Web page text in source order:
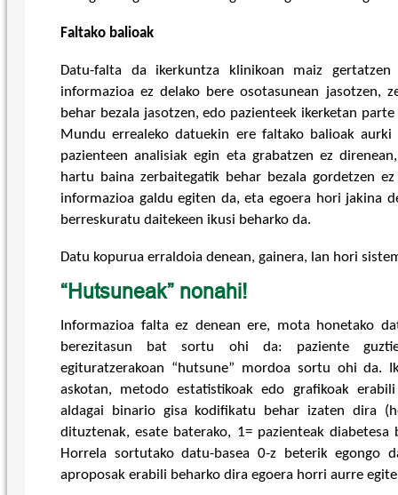
Faltako balioak
Datu-falta da ikerkuntza klinikoan maiz
informazioa ez delako bere osotasunean jasotzen,
behar bezala jasotzen, edo pazienteek ikerketan
Mundu errealeko datuekin ere faltako balioak aurki
pazienteen analisiak egin eta grabatzen ez
hartu baina zerbaitegatik behar bezala gordetzen
informazioa galdu egiten da, eta egoera hori jakina
berreskuratu daitekeen ikusi beharko da.
Datu kopurua erraldoia denean, gainera, lan hori
“Hutsuneak” nonahi!
Informazioa falta ez denean ere, mota honetako
berezitasun bat sortu ohi da: paziente
egituratzerakoan “hutsune” mordoa sortu ohi da.
askotan, metodo estatistikoak edo grafikoak
aldagai binario gisa kodifikatu behar izaten dira
dituztenak, esate baterako, 1= pazienteak diabetesa
Horrela sortutako datu-basea 0-z beterik egongo
aproposak erabili beharko dira egoera horri aurre